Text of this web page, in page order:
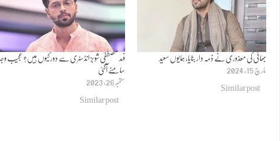
فہد مصطفیٰ شوبز انڈسٹری سے دور کیوں ہیں؟ عجیب وجہ
سامنے آگئی
ستمبر 26, 2023
Similar post
بھائی کی معذوری نے ذمہ دار بنایا، ہمایوں سعید
مارچ 15, 2024
Similar post